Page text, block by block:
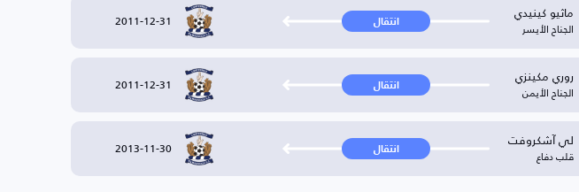
ماثيو كينيدي
الجناح الأيسر انتقال 2011-12-31
روري مكينزي
الجناح الأيمن انتقال 2011-12-31
لي آشكروفت
قلب دفاع انتقال 2013-11-30